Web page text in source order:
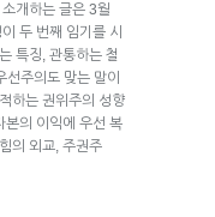
개하는 글은 3월
두 번째 임기를 시
특징, 관통하는 철
주의도 맞는 말이
하는 권위주의 성향
본의 이익에 우선 복
의 외교, 주권주